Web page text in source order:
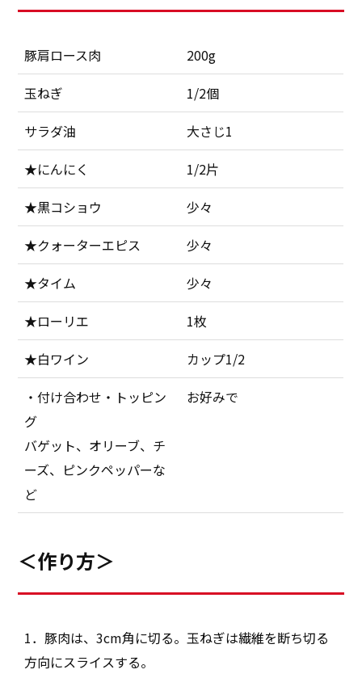
豚肩ロース肉
200g
玉ねぎ
1/2個
サラダ油
大さじ1
★にんにく
1/2片
★黒コショウ
少々
★クォーターエピス
少々
★タイム
少々
★ローリエ
1枚
★白ワイン
カップ1/2
・付け合わせ・トッピン
グ
バゲット、オリーブ、チ
ーズ、ピンクペッパーな
ど
お好みで
＜作り方＞
1．豚肉は、3cm角に切る。玉ねぎは繊維を断ち切る
方向にスライスする。